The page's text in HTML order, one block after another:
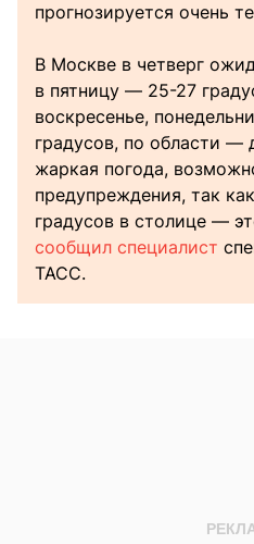
прогнозируется очень
В Москве в четверг
в пятницу — 25-27
воскресенье,
градусов, по области —
жаркая погода,
предупреждения, так
градусов в столице —
сообщил специалист
ТАСС.